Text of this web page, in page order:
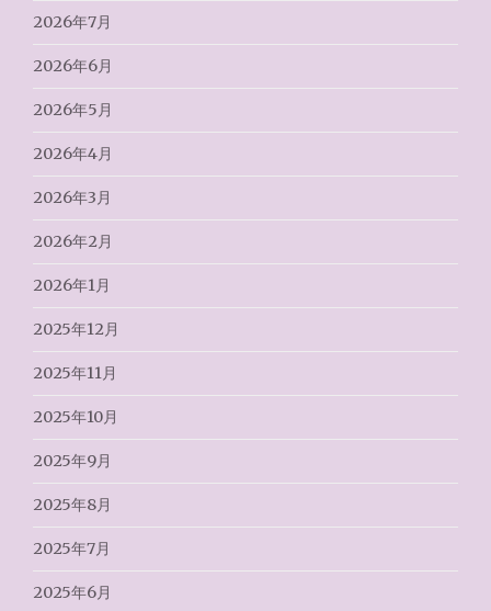
2026年7月
2026年6月
2026年5月
2026年4月
2026年3月
2026年2月
2026年1月
2025年12月
2025年11月
2025年10月
2025年9月
2025年8月
2025年7月
2025年6月